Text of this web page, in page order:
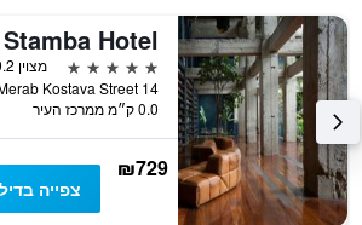
Stamba Hotel
5 כוכבים
מצוין 9.2
0.0 ק״מ ממרכז העיר
₪729
צפייה